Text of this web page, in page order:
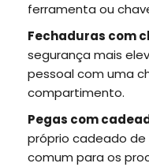
ferramenta ou
Fechaduras com
segurança mais
pessoal com uma
compartimento.
Pegas com
próprio cadeado
comum para os